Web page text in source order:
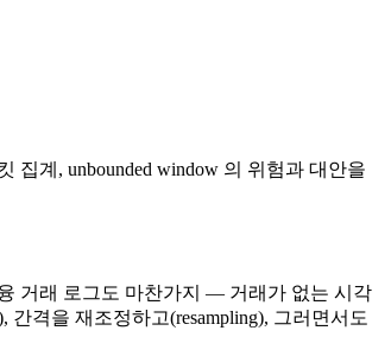
집계, unbounded window 의 위험과 대안을
거래 로그도 마찬가지 — 거래가 없는 시각
격을 재조정하고(resampling), 그러면서도